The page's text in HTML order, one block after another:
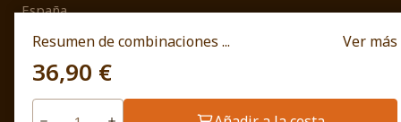
Resumen de combinaciones ... Ver más
36,90 €
España
© EcovidaSolar 2026